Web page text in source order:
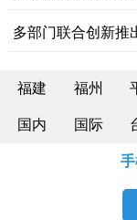
多部门联合创新推
福建 福州
国内 国际